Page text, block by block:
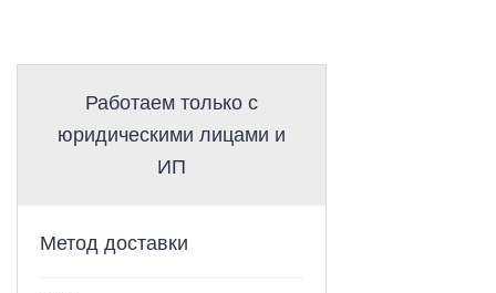
Работаем только с
юридическими лицами и
ИП
Метод доставки